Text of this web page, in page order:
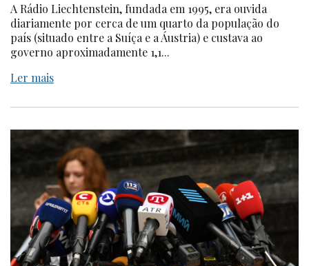
A Rádio Liechtenstein, fundada em 1995, era ouvida
diariamente por cerca de um quarto da população do
país (situado entre a Suíça e a Áustria) e custava ao
governo aproximadamente 1,1...
Ler mais